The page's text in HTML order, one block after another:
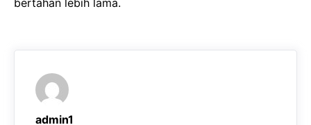
bertahan lebih lama.
admin1